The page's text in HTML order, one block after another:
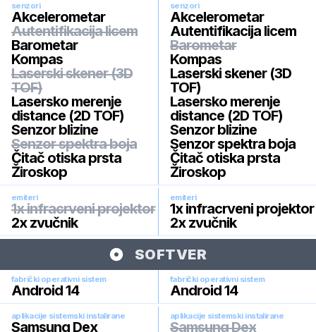
senzori
Akcelerometar
Autentifikacija licem
Barometar
Kompas
Laserski skener (3D
TOF)
Lasersko merenje
distance (2D TOF)
Senzor blizine
Senzor spektra boja
Čitač otiska prsta
Žiroskop
senzori
Akcelerometar
Autentifikacija licem
Barometar
Kompas
Laserski skener (3D
TOF)
Lasersko merenje
distance (2D TOF)
Senzor blizine
Senzor spektra boja
Čitač otiska prsta
Žiroskop
emiteri
1x infracrveni projektor
2x zvučnik
emiteri
1x infracrveni projektor
2x zvučnik
SOFTVER
fabrički operativni sistem
Android 14
fabrički operativni sistem
Android 14
aplikacije sistemski instalirane
Samsung Dex
aplikacije sistemski instalirane
Samsung Dex